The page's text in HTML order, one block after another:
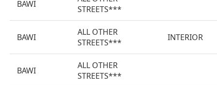
BAWI
STREETS***
BAWI
ALL OTHER
STREETS***
INTERIOR
BAWI
ALL OTHER
STREETS***